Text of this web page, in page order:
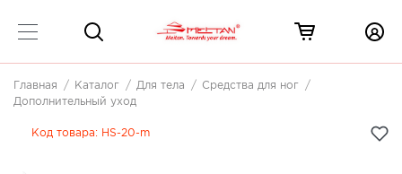
Главная Каталог Для тела
Средства для ног
Дополнительный уход
Код товара: HS-20-m